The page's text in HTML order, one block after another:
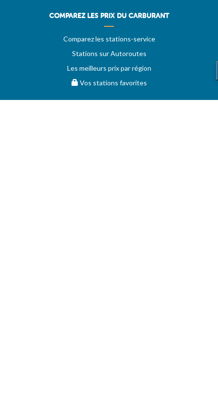
COMPAREZ LES PRIX DU CARBURANT
Comparez les stations-service
Stations sur Autoroutes
Les meilleurs prix par région
Vos stations favorites